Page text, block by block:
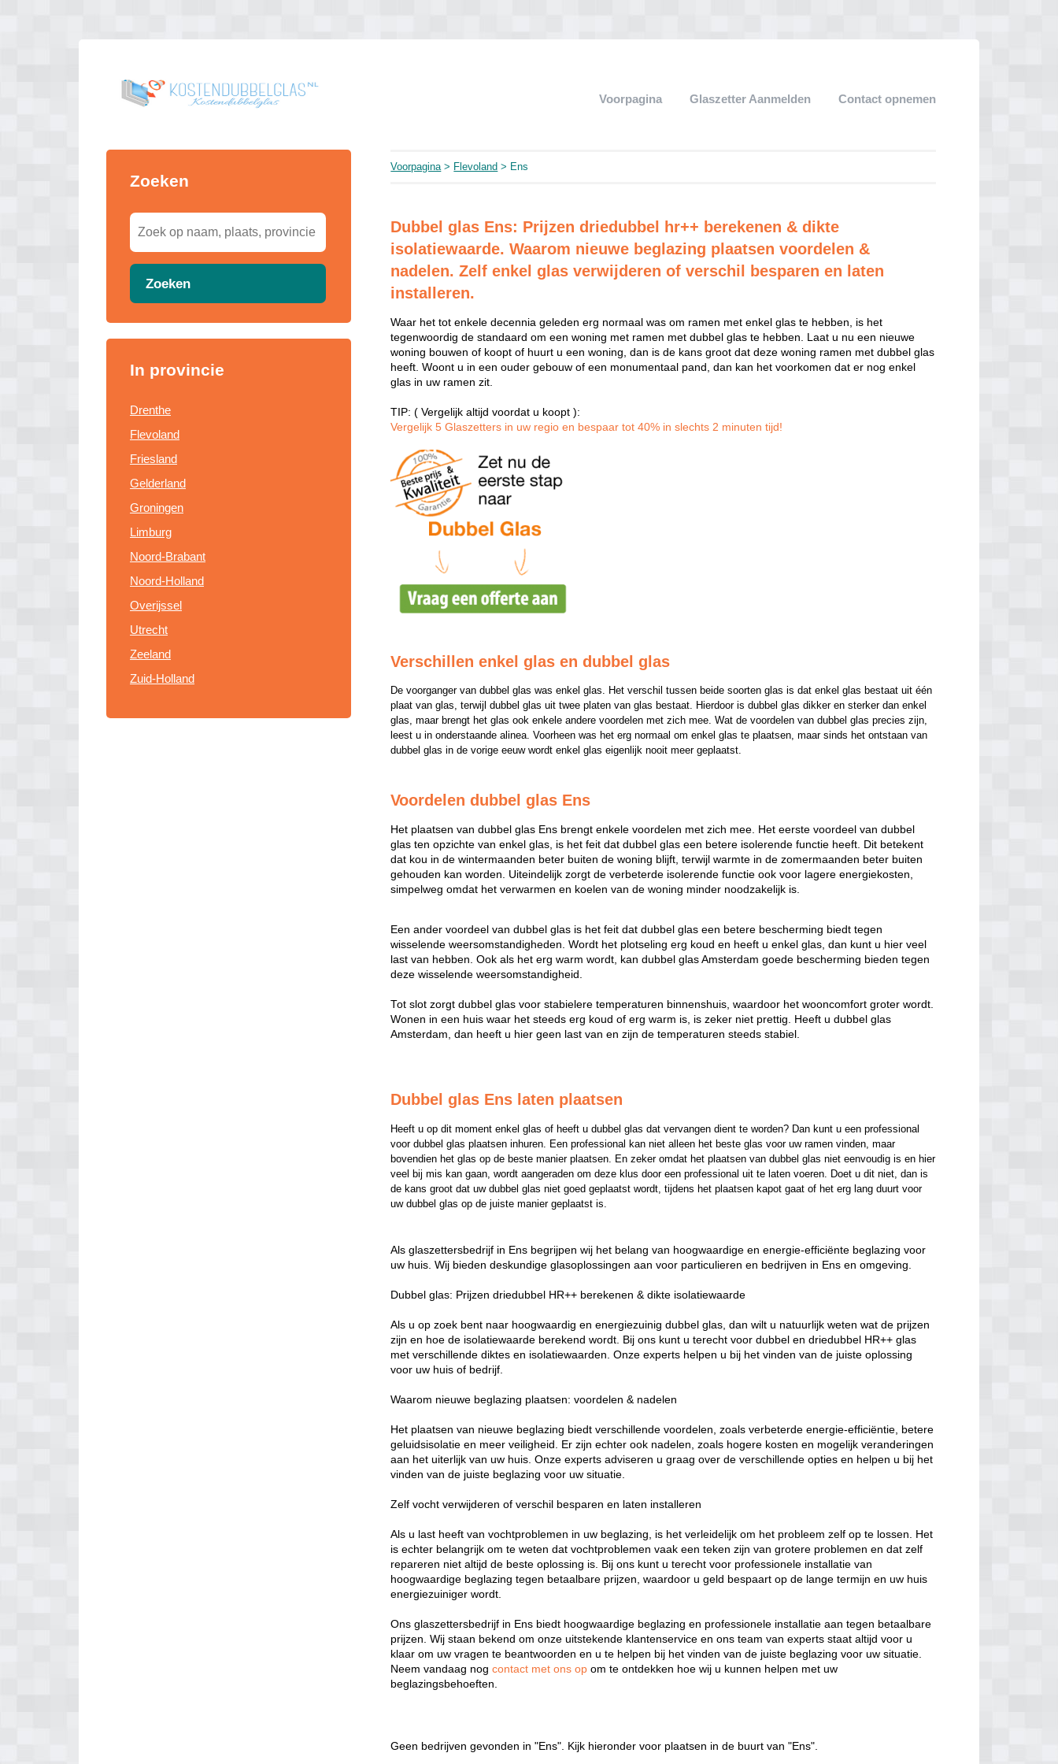
Voorpagina Glaszetter Aanmelden Contact opnemen
Zoeken
Zoeken
In provincie
Drenthe
Flevoland
Friesland
Gelderland
Groningen
Limburg
Noord-Brabant
Noord-Holland
Overijssel
Utrecht
Zeeland
Zuid-Holland
Voorpagina> Flevoland > Ens
Dubbel glas Ens: Prijzen driedubbel hr++ berekenen & dikte
isolatiewaarde. Waarom nieuwe beglazing plaatsen voordelen &
nadelen. Zelf enkel glas verwijderen of verschil besparen en laten
installeren.
Waar het tot enkele decennia geleden erg normaal was om ramen met enkel glas te hebben, is het
tegenwoordig de standaard om een woning met ramen met dubbel glas te hebben. Laat u nu een nieuwe
woning bouwen of koopt of huurt u een woning, dan is de kans groot dat deze woning ramen met dubbel glas
heeft. Woont u in een ouder gebouw of een monumentaal pand, dan kan het voorkomen dat er nog enkel
glas in uw ramen zit.
TIP: ( Vergelijk altijd voordat u koopt ):
Vergelijk 5 Glaszetters in uw regio en bespaar tot 40% in slechts 2 minuten tijd!
Verschillen enkel glas en dubbel glas
De voorganger van dubbel glas was enkel glas. Het verschil tussen beide soorten glas is dat enkel glas bestaat uit één
plaat van glas, terwijl dubbel glas uit twee platen van glas bestaat. Hierdoor is dubbel glas dikker en sterker dan enkel
glas, maar brengt het glas ook enkele andere voordelen met zich mee. Wat de voordelen van dubbel glas precies zijn,
leest u in onderstaande alinea. Voorheen was het erg normaal om enkel glas te plaatsen, maar sinds het ontstaan van
dubbel glas in de vorige eeuw wordt enkel glas eigenlijk nooit meer geplaatst.
Voordelen dubbel glas Ens
Het plaatsen van dubbel glas Ens brengt enkele voordelen met zich mee. Het eerste voordeel van dubbel
glas ten opzichte van enkel glas, is het feit dat dubbel glas een betere isolerende functie heeft. Dit betekent
dat kou in de wintermaanden beter buiten de woning blijft, terwijl warmte in de zomermaanden beter buiten
gehouden kan worden. Uiteindelijk zorgt de verbeterde isolerende functie ook voor lagere energiekosten,
simpelweg omdat het verwarmen en koelen van de woning minder noodzakelijk is.
Een ander voordeel van dubbel glas is het feit dat dubbel glas een betere bescherming biedt tegen
wisselende weersomstandigheden. Wordt het plotseling erg koud en heeft u enkel glas, dan kunt u hier veel
last van hebben. Ook als het erg warm wordt, kan dubbel glas Amsterdam goede bescherming bieden tegen
deze wisselende weersomstandigheid.
Tot slot zorgt dubbel glas voor stabielere temperaturen binnenshuis, waardoor het wooncomfort groter wordt.
Wonen in een huis waar het steeds erg koud of erg warm is, is zeker niet prettig. Heeft u dubbel glas
Amsterdam, dan heeft u hier geen last van en zijn de temperaturen steeds stabiel.
Dubbel glas Ens laten plaatsen
Heeft u op dit moment enkel glas of heeft u dubbel glas dat vervangen dient te worden? Dan kunt u een professional
voor dubbel glas plaatsen inhuren. Een professional kan niet alleen het beste glas voor uw ramen vinden, maar
bovendien het glas op de beste manier plaatsen. En zeker omdat het plaatsen van dubbel glas niet eenvoudig is en hier
veel bij mis kan gaan, wordt aangeraden om deze klus door een professional uit te laten voeren. Doet u dit niet, dan is
de kans groot dat uw dubbel glas niet goed geplaatst wordt, tijdens het plaatsen kapot gaat of het erg lang duurt voor
uw dubbel glas op de juiste manier geplaatst is.
Als glaszettersbedrijf in Ens begrijpen wij het belang van hoogwaardige en energie-efficiënte beglazing voor
uw huis. Wij bieden deskundige glasoplossingen aan voor particulieren en bedrijven in Ens en omgeving.
Dubbel glas: Prijzen driedubbel HR++ berekenen & dikte isolatiewaarde
Als u op zoek bent naar hoogwaardig en energiezuinig dubbel glas, dan wilt u natuurlijk weten wat de prijzen
zijn en hoe de isolatiewaarde berekend wordt. Bij ons kunt u terecht voor dubbel en driedubbel HR++ glas
met verschillende diktes en isolatiewaarden. Onze experts helpen u bij het vinden van de juiste oplossing
voor uw huis of bedrijf.
Waarom nieuwe beglazing plaatsen: voordelen & nadelen
Het plaatsen van nieuwe beglazing biedt verschillende voordelen, zoals verbeterde energie-efficiëntie, betere
geluidsisolatie en meer veiligheid. Er zijn echter ook nadelen, zoals hogere kosten en mogelijk veranderingen
aan het uiterlijk van uw huis. Onze experts adviseren u graag over de verschillende opties en helpen u bij het
vinden van de juiste beglazing voor uw situatie.
Zelf vocht verwijderen of verschil besparen en laten installeren
Als u last heeft van vochtproblemen in uw beglazing, is het verleidelijk om het probleem zelf op te lossen. Het
is echter belangrijk om te weten dat vochtproblemen vaak een teken zijn van grotere problemen en dat zelf
repareren niet altijd de beste oplossing is. Bij ons kunt u terecht voor professionele installatie van
hoogwaardige beglazing tegen betaalbare prijzen, waardoor u geld bespaart op de lange termijn en uw huis
energiezuiniger wordt.
Ons glaszettersbedrijf in Ens biedt hoogwaardige beglazing en professionele installatie aan tegen betaalbare
prijzen. Wij staan bekend om onze uitstekende klantenservice en ons team van experts staat altijd voor u
klaar om uw vragen te beantwoorden en u te helpen bij het vinden van de juiste beglazing voor uw situatie.
Neem vandaag nogcontact met ons opom te ontdekken hoe wij u kunnen helpen met uw
beglazingsbehoeften.
Geen bedrijven gevonden in "Ens". Kijk hieronder voor plaatsen in de buurt van "Ens".